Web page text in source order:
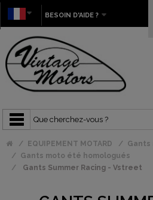
BESOIN D'AIDE ?
EQUIPEMENT MOTARD
Gants
Gants moto été homologués
Gants Summer Racing - Vstreet